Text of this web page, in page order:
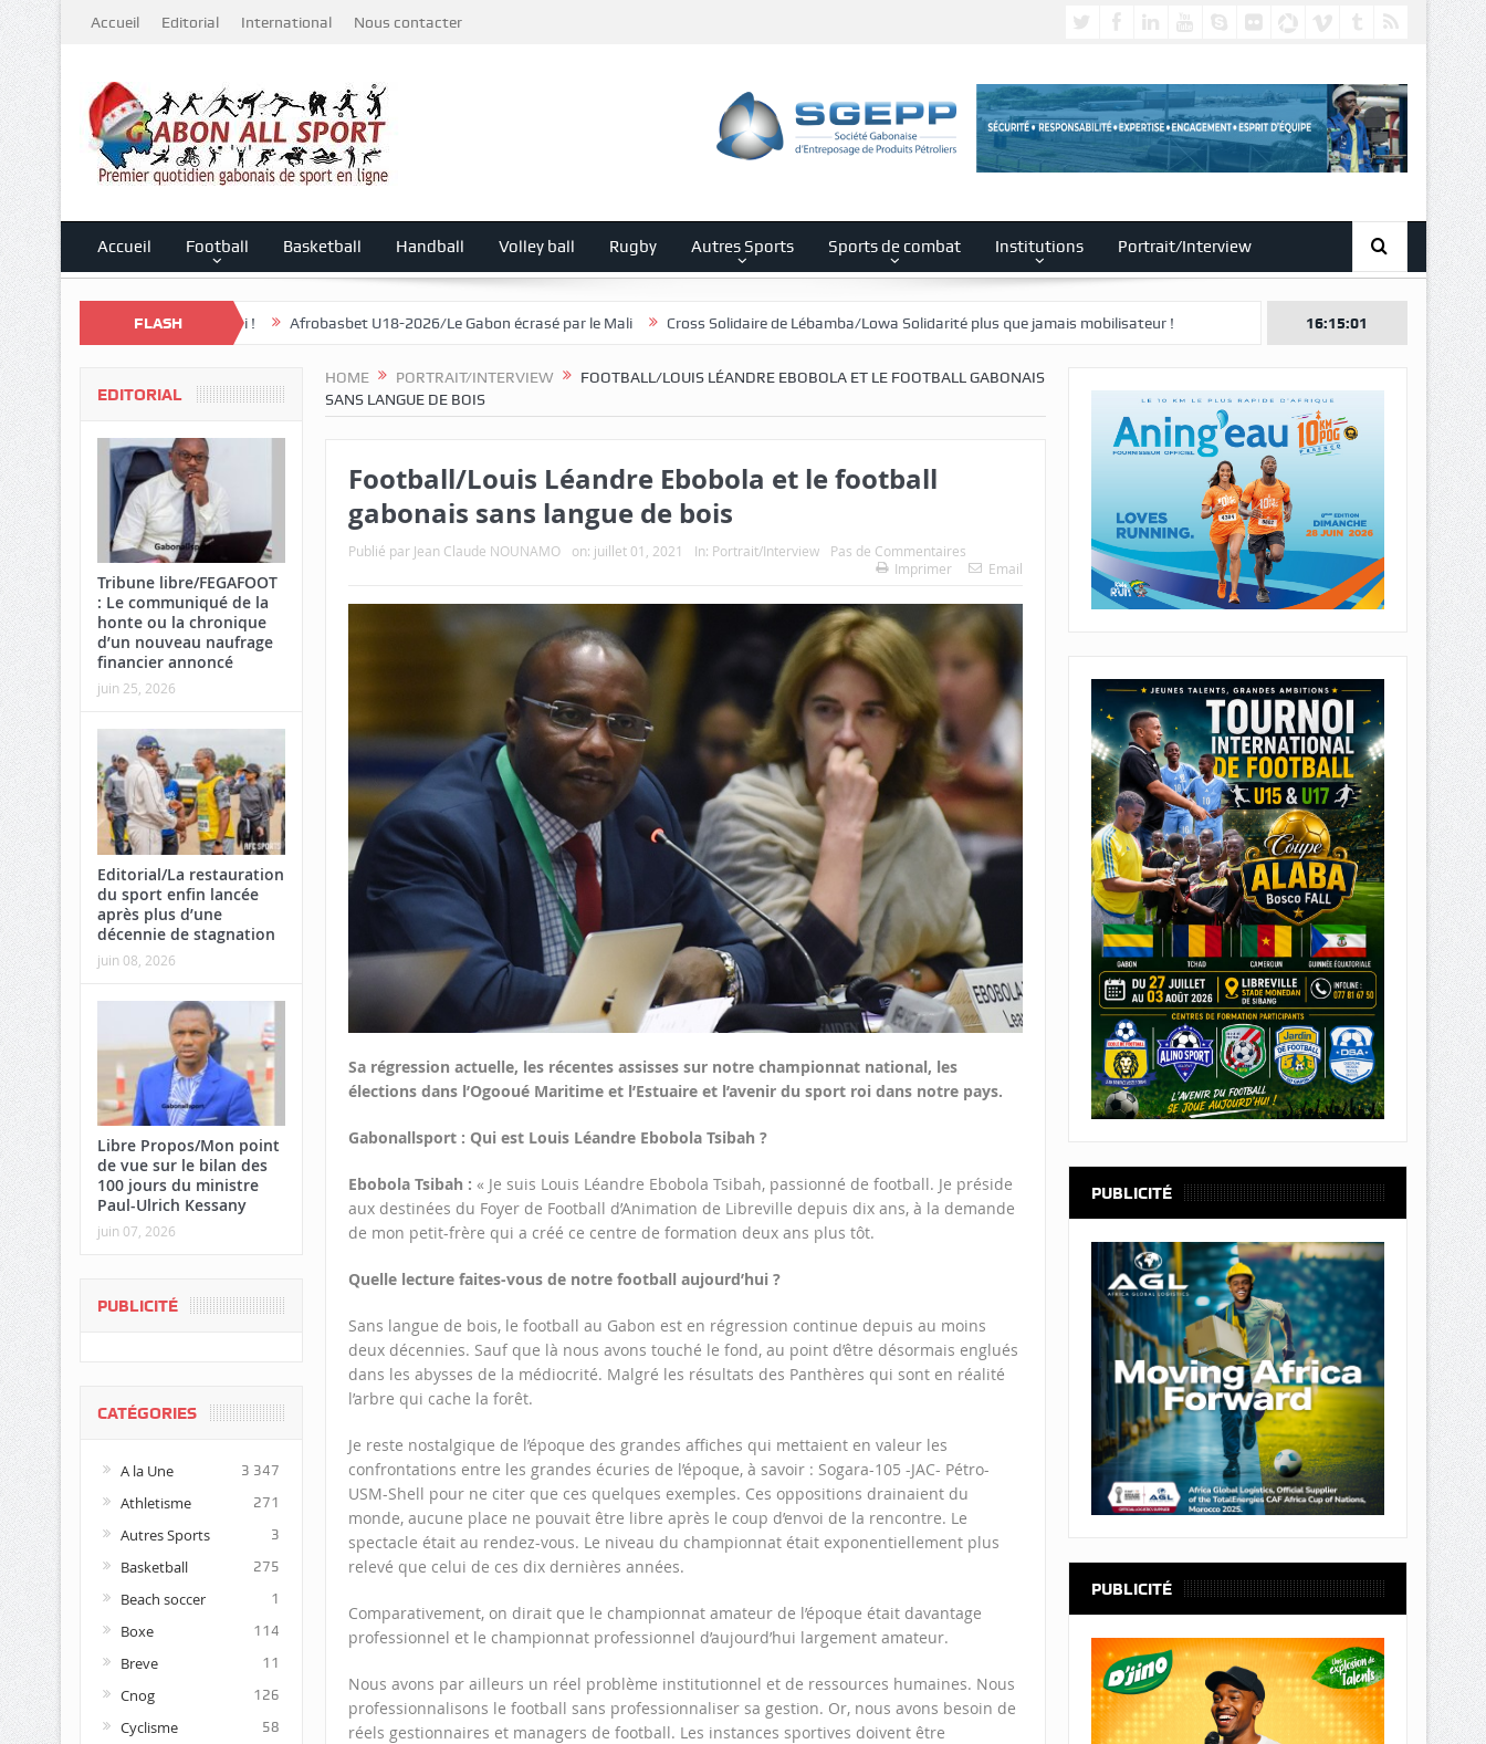
Accueil Editorial International Nous contacter
Accueil Football Basketball Handball Volley ball Rugby Autres Sports Sports de combat Institutions Portrait/Interview
FLASH
ce samedi ! Afrobasbet U18-2026/Le Gabon écrasé par le Mali Cross Solidaire de Lébamba/Lowa Solidarité plus que jamais mobilisateur ! 16:15:03
HOME PORTRAIT/INTERVIEW
FOOTBALL/LOUIS LÉANDRE EBOBOLA ET LE FOOTBALL GABONAIS
SANS LANGUE DE BOIS
Football/Louis Léandre Ebobola et le football
gabonais sans langue de bois
Publié par Jean Claude NOUNAMO on: juillet 01, 2021 In: Portrait/Interview
Pas de Commentaires
Imprimer
Email
Sa régression actuelle, les récentes assisses sur notre championnat national, les
élections dans l’Ogooué Maritime et l’Estuaire et l’avenir du sport roi dans notre pays.
Gabonallsport : Qui est Louis Léandre Ebobola Tsibah ?
Ebobola Tsibah : « Je suis Louis Léandre Ebobola Tsibah, passionné de football. Je préside
aux destinées du Foyer de Football d’Animation de Libreville depuis dix ans, à la demande
de mon petit-frère qui a créé ce centre de formation deux ans plus tôt.
Quelle lecture faites-vous de notre football aujourd’hui ?
Sans langue de bois, le football au Gabon est en régression continue depuis au moins
deux décennies. Sauf que là nous avons touché le fond, au point d’être désormais englués
dans les abysses de la médiocrité. Malgré les résultats des Panthères qui sont en réalité
l’arbre qui cache la forêt.
Je reste nostalgique de l’époque des grandes affiches qui mettaient en valeur les
confrontations entre les grandes écuries de l’époque, à savoir : Sogara-105 -JAC- Pétro-
USM-Shell pour ne citer que ces quelques exemples. Ces oppositions drainaient du
monde, aucune place ne pouvait être libre après le coup d’envoi de la rencontre. Le
spectacle était au rendez-vous. Le niveau du championnat était exponentiellement plus
relevé que celui de ces dix dernières années.
Comparativement, on dirait que le championnat amateur de l’époque était davantage
professionnel et le championnat professionnel d’aujourd’hui largement amateur.
Nous avons par ailleurs un réel problème institutionnel et de ressources humaines. Nous
professionnalisons le football sans professionnaliser sa gestion. Or, nous avons besoin de
réels gestionnaires et managers de football. Les instances sportives doivent être
EDITORIAL
Tribune libre/FEGAFOOT
: Le communiqué de la
honte ou la chronique
d’un nouveau naufrage
financier annoncé
juin 25, 2026
Editorial/La restauration
du sport enfin lancée
après plus d’une
décennie de stagnation
juin 08, 2026
Libre Propos/Mon point
de vue sur le bilan des
100 jours du ministre
Paul-Ulrich Kessany
juin 07, 2026
PUBLICITÉ
CATÉGORIES
A la Une 3 347
Athletisme 271
Autres Sports 3
Basketball 275
Beach soccer 1
Boxe 114
Breve 11
Cnog 126
Cyclisme 58
PUBLICITÉ
PUBLICITÉ